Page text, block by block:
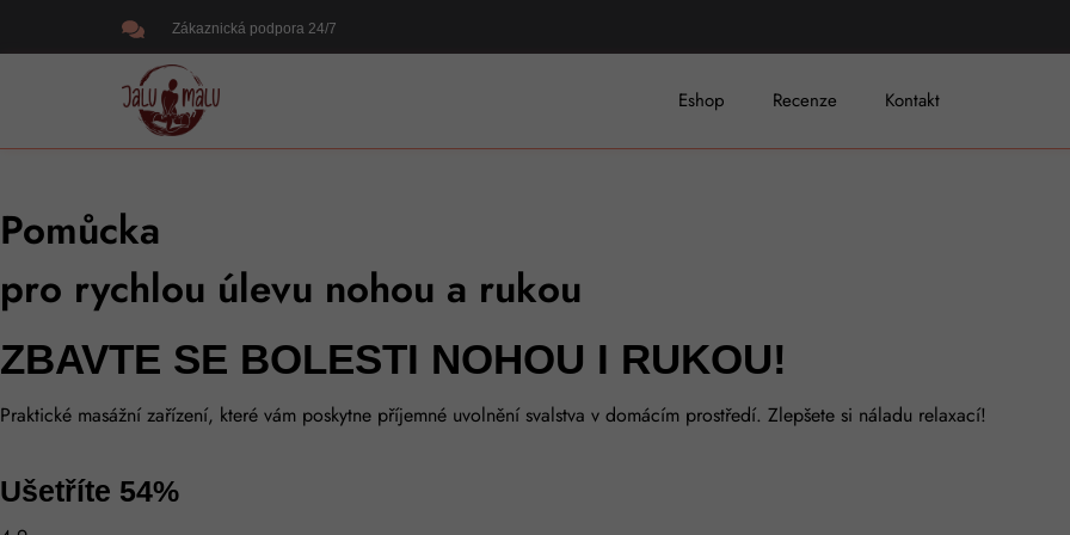
Zákaznická podpora 24/7
Eshop Recenze Kontakt
Pomůcka
pro rychlou úlevu nohou a rukou
ZBAVTE SE BOLESTI NOHOU I RUKOU!
Praktické masážní zařízení, které vám poskytne příjemné uvolnění svalstva v domácím prostředí. Zlepšete si náladu relaxací!
Ušetříte 54%